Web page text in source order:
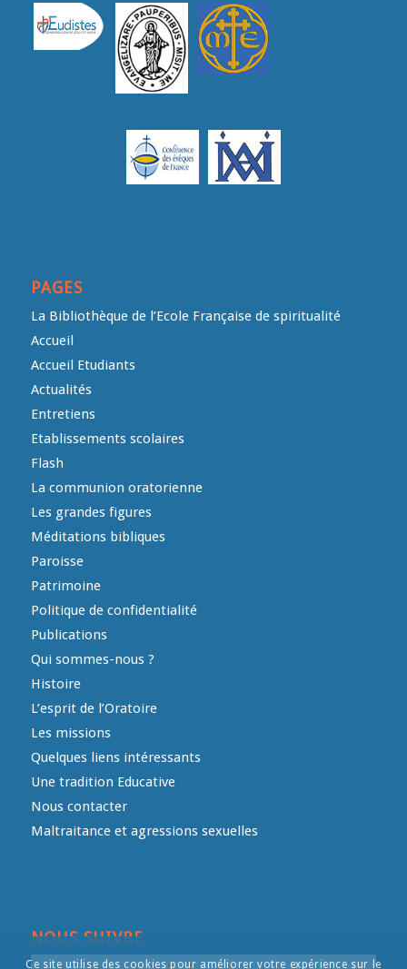
PAGES
La Bibliothèque de l’Ecole Française de spiritualité
Accueil
Accueil Etudiants
Actualités
Entretiens
Etablissements scolaires
Flash
La communion oratorienne
Les grandes figures
Méditations bibliques
Paroisse
Patrimoine
Politique de confidentialité
Publications
Qui sommes-nous ?
Histoire
L’esprit de l’Oratoire
Les missions
Quelques liens intéressants
Une tradition Educative
Nous contacter
Maltraitance et agressions sexuelles
NOUS SUIVRE
Ce site utilise des cookies pour améliorer votre expérience sur le